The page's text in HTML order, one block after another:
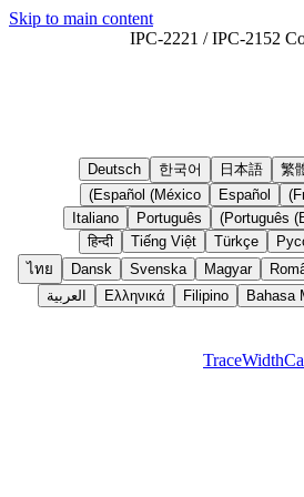
Skip to main content
IPC-2221 / IPC-2152
繁
日本語
한국어
Deutsch
Español
Español (México)
Português
Português
Italiano
Türkçe
Tiếng Việt
हिन्दी
Magyar
Svenska
Dansk
ไทย
Bahasa
Filipino
Ελληνικά
العربية